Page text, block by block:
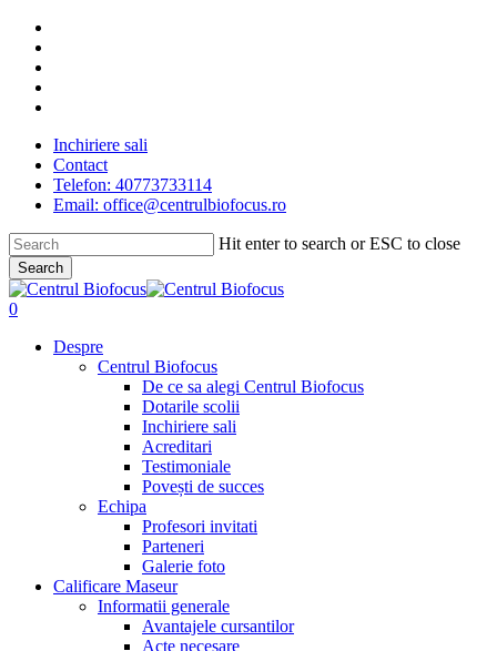
Skip
main
content
Inchiriere sali
Contact
Telefon: 40773733114
Email: office@centrulbiofocus.ro
Hit enter to search or ESC to close
Search
Close
Search
search
0
Despre
Centrul Biofocus
De ce sa alegi Centrul Biofocus
Dotarile scolii
Inchiriere sali
Acreditari
Testimoniale
Povești de succes
Echipa
Profesori invitati
Parteneri
Galerie foto
Calificare Maseur
Informatii generale
Avantajele cursantilor
Acte necesare